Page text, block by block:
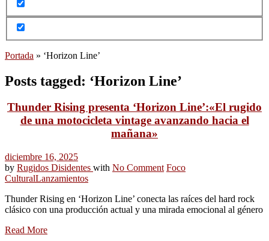
Portada » ‘Horizon Line’
Posts tagged: ‘Horizon Line’
Thunder Rising presenta ‘Horizon Line’:«El rugido
de una motocicleta vintage avanzando hacia el
mañana»
diciembre 16, 2025
by Rugidos Disidentes with No Comment Foco
CulturalLanzamientos
Thunder Rising en ‘Horizon Line’ conecta las raíces del hard rock
clásico con una producción actual y una mirada emocional al género
Read More